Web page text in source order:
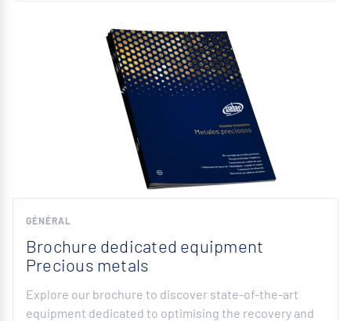
GÉNÉRAL
Brochure dedicated equipment
Precious metals
Explore our brochure to discover state-of-the-art
equipment dedicated to optimising the recovery and